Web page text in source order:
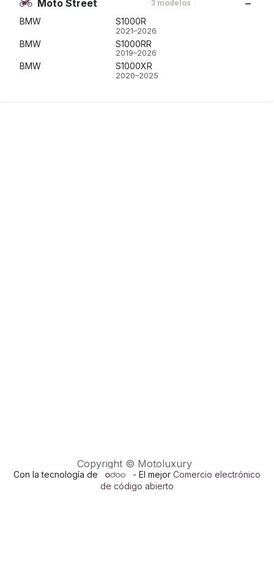
Moto Street 3 modelos
BMW S1000R
2021–2026
BMW S1000RR
2019–2026
BMW S1000XR
2020–2025
Copyright © Motoluxury
Con la tecnología de - El mejor Comercio electrónico
de código abierto